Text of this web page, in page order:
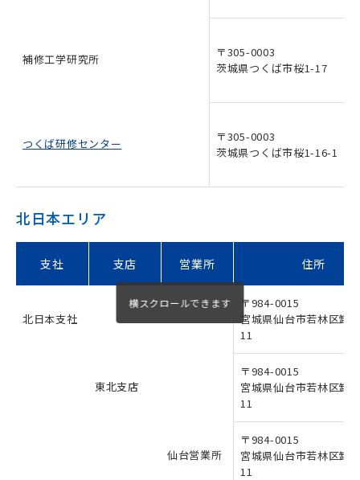
補修工学研究所
〒305-0003
茨城県つくば市桜1-17
つくば研修センター
〒305-0003
茨城県つくば市桜1-16-1
北日本エリア
支社 支店 営業所 住所
北日本支社
〒984-0015
宮城県仙台市若林区卸
11
東北支店
〒984-0015
宮城県仙台市若林区卸
11
仙台営業所
〒984-0015
宮城県仙台市若林区卸
11